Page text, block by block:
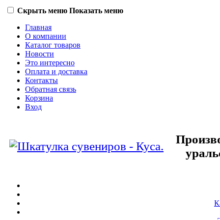
Скрыть меню Показать меню
Главная
О компании
Каталог товаров
Новости
Это интересно
Оплата и доставка
Контакты
Обратная связь
Корзина
Вход